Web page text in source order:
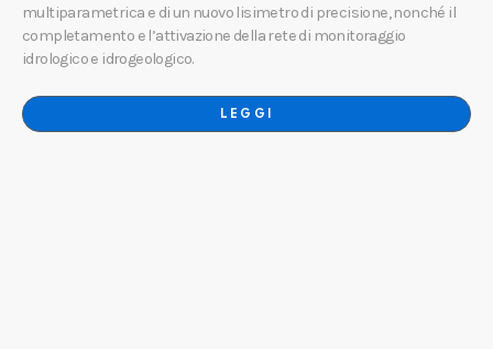
multiparametrica e di un nuovo lisimetro di precisione, nonché il
completamento e l’attivazione della rete di monitoraggio
idrologico e idrogeologico.
LEGGI